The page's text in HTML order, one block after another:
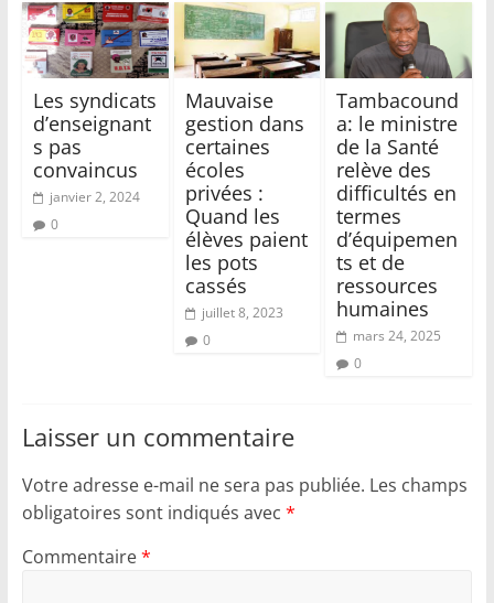
Les syndicats
d’enseignant
s pas
convaincus
janvier 2, 2024
0
Mauvaise
gestion dans
certaines
écoles
privées :
Quand les
élèves paient
les pots
cassés
juillet 8, 2023
0
Tambacound
a: le ministre
de la Santé
relève des
difficultés en
termes
d’équipemen
ts et de
ressources
humaines
mars 24, 2025
0
Laisser un commentaire
Votre adresse e-mail ne sera pas publiée. Les champs
obligatoires sont indiqués avec *
Commentaire*